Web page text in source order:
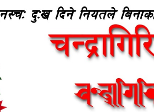
योजना अनुगमन
चन्द्रागिरी नगरपालिकाबाट कालोपत्रेको मोटाई
जांच गर्न कोर कटिंग गर्दै
थानकोट स्थित बसपार्क देखि ढोकसी सम्मको बाटो